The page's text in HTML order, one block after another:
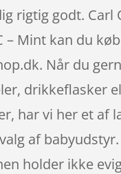
rigtig godt. Carl
– Mint kan du
Når du
drikkeflasker
har vi her et af
af babyudstyr.
holder ikke